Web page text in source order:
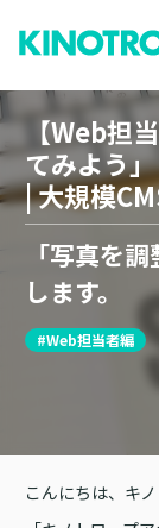
【Web担
てみよう
| 大規模
「写真を
します。
#Web担当者編
こんにちは、キ